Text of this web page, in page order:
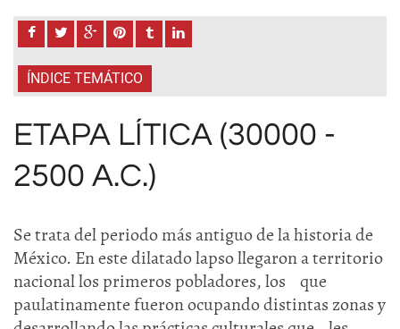
ÍNDICE TEMÁTICO
ETAPA LÍTICA (30000 -
2500 A.C.)
Se trata del periodo más antiguo de la historia de
México. En este dilatado lapso llegaron a territorio
nacional los primeros pobladores, los que
paulatinamente fueron ocupando distintas zonas y